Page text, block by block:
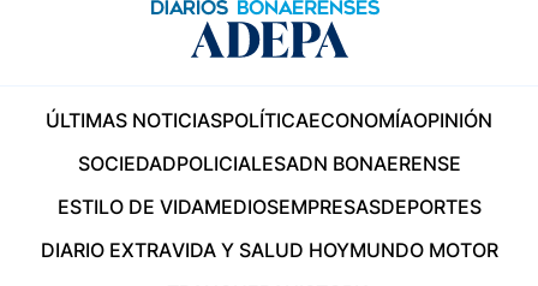
ÚLTIMAS NOTICIASPOLÍTICAECONOMÍAOPINIÓN
SOCIEDADPOLICIALESADN BONAERENSE
ESTILO DE VIDAMEDIOSEMPRESASDEPORTES
DIARIO EXTRAVIDA Y SALUD HOYMUNDO MOTOR